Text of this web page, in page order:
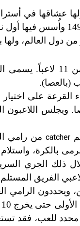
عشاقها في
يلعب المباراة
(بالعصا).
على اختيار
اللاعبون
catcherمن رامي
بالكرة،
ذلك الجري
الفريق
ويحددون
من اللعب وتنتهي الجولة
للعب، فقد